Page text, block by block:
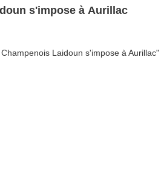
s'impose à Aurillac